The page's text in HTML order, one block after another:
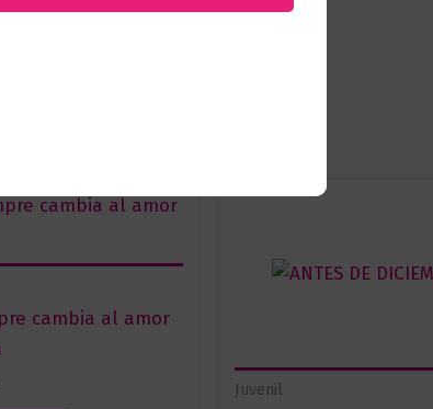
cambia al amor
Juvenil